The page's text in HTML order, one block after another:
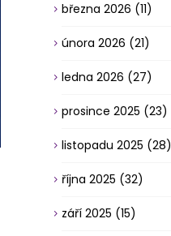
března 2026 (11)
února 2026 (21)
ledna 2026 (27)
prosince 2025 (23)
listopadu 2025 (28)
října 2025 (32)
září 2025 (15)